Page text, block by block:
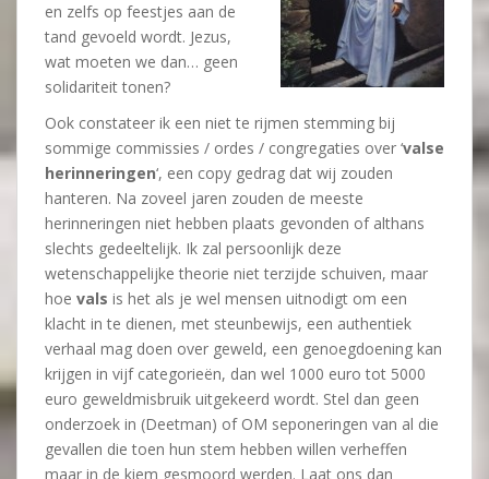
en zelfs op feestjes aan de
tand gevoeld wordt. Jezus,
wat moeten we dan… geen
solidariteit tonen?
Ook constateer ik een niet te rijmen stemming bij
sommige commissies / ordes / congregaties over ‘valse
herinneringen‘, een copy gedrag dat wij zouden
hanteren. Na zoveel jaren zouden de meeste
herinneringen niet hebben plaats gevonden of althans
slechts gedeeltelijk. Ik zal persoonlijk deze
wetenschappelijke theorie niet terzijde schuiven, maar
hoe vals is het als je wel mensen uitnodigt om een
klacht in te dienen, met steunbewijs, een authentiek
verhaal mag doen over geweld, een genoegdoening kan
krijgen in vijf categorieën, dan wel 1000 euro tot 5000
euro geweldmisbruik uitgekeerd wordt. Stel dan geen
onderzoek in (Deetman) of OM seponeringen van al die
gevallen die toen hun stem hebben willen verheffen
maar in de kiem gesmoord werden. Laat ons dan